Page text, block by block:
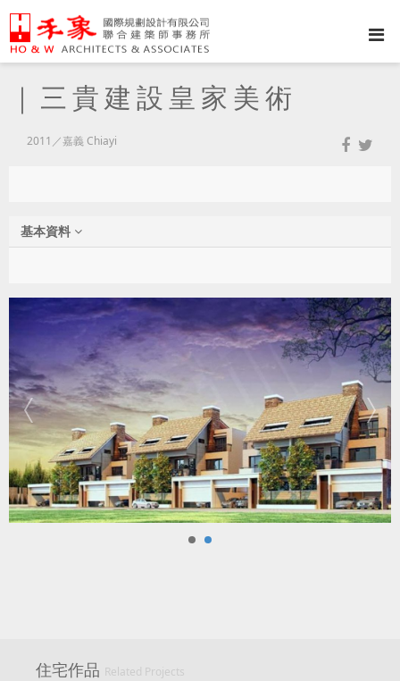
｜三貴建設皇家美術
2011／嘉義 Chiayi
基本資料
住宅作品 Related Projects